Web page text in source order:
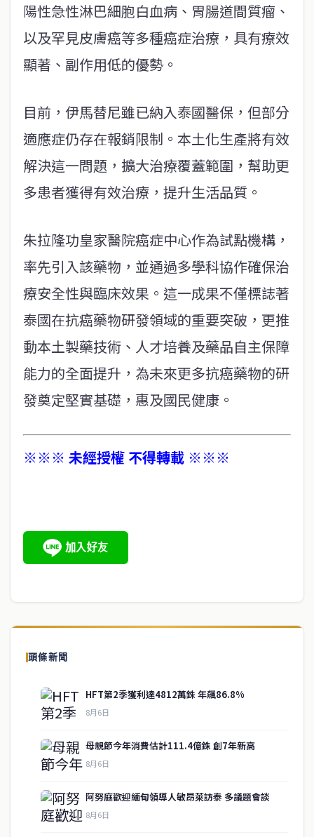
陽性急性淋巴細胞白血病、胃腸道間質瘤、
以及罕見皮膚癌等多種癌症治療，具有療效
顯著、副作用低的優勢。
目前，伊馬替尼雖已納入泰國醫保，但部分
適應症仍存在報銷限制。本土化生產將有效
解決這一問題，擴大治療覆蓋範圍，幫助更
多患者獲得有效治療，提升生活品質。
朱拉隆功皇家醫院癌症中心作為試點機構，
率先引入該藥物，並通過多學科協作確保治
療安全性與臨床效果。這一成果不僅標誌著
泰國在抗癌藥物研發領域的重要突破，更推
動本土製藥技術、人才培養及藥品自主保障
能力的全面提升，為未來更多抗癌藥物的研
發奠定堅實基礎，惠及國民健康。
※※※ 未經授權 不得轉載 ※※※
頭條新聞
HFT第2季獲利達4812萬銖 年飆86.8%
8月6日
母親節今年消費估計111.4億銖 創7年新高
8月6日
阿努庭歡迎緬甸領導人敏昂萊訪泰 多議題會談
8月6日